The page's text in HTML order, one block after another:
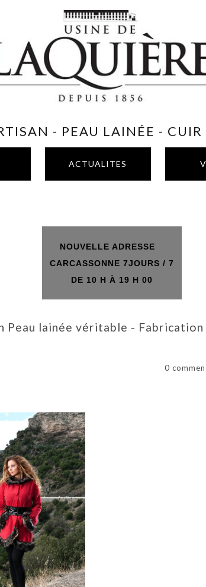
NOUVELLE ADRESSE
CARCASSONNE 7JOURS / 7
DE 10 H À 19 H 00
- PEAU LAINÉE -
ACTUALITES
Peau lainée véritable - Fabrication
0